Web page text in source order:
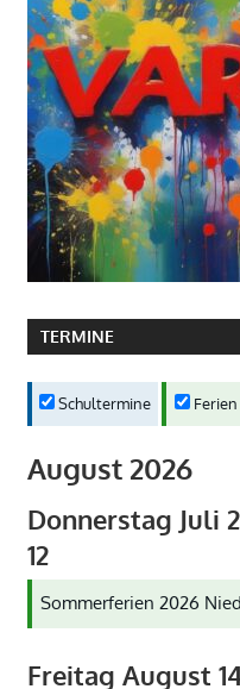
TERMINE
Schultermine Ferien
August 2026
Donnerstag Juli 2
12
Sommerferien 2026
Freitag August